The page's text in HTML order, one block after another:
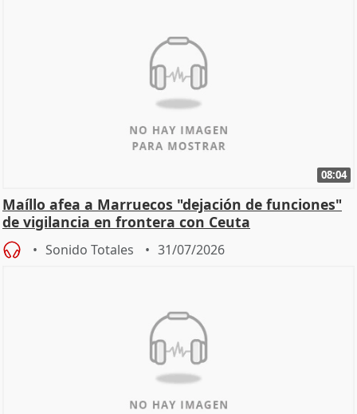
08:04
Maíllo afea a Marruecos "dejación de funciones"
de vigilancia en frontera con Ceuta
Sonido Totales 31/07/2026